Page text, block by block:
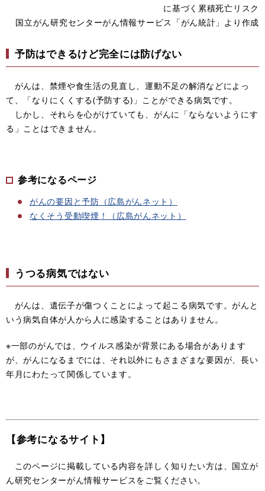
に基づく累積死亡リスク
国立がん研究センターがん情報サービス「がん統計」より作成
予防はできるけど完全には防げない
がんは、禁煙や食生活の見直し、運動不足の解消などによっ
て、「なりにくくする(予防する)」ことができる病気です。
しかし、それらを心がけていても、がんに「ならないようにす
る」ことはできません。
参考になるページ
がんの要因と予防（広島がんネット）
なくそう受動喫煙！（広島がんネット）
うつる病気ではない
がんは、遺伝子が傷つくことによって起こる病気です。がんと
いう病気自体が人から人に感染することはありません。
※一部のがんでは、ウイルス感染が背景にある場合があります
が、がんになるまでには、それ以外にもさまざまな要因が、長い
年月にわたって関係しています。
【参考になるサイト】
このページに掲載している内容を詳しく知りたい方は、国立が
ん研究センターがん情報サービスをご覧ください。